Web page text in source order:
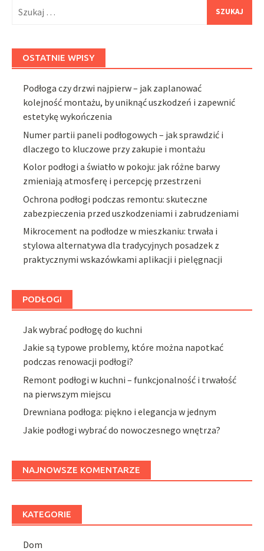
OSTATNIE WPISY
Podłoga czy drzwi najpierw – jak zaplanować
kolejność montażu, by uniknąć uszkodzeń i zapewnić
estetykę wykończenia
Numer partii paneli podłogowych – jak sprawdzić i
dlaczego to kluczowe przy zakupie i montażu
Kolor podłogi a światło w pokoju: jak różne barwy
zmieniają atmosferę i percepcję przestrzeni
Ochrona podłogi podczas remontu: skuteczne
zabezpieczenia przed uszkodzeniami i zabrudzeniami
Mikrocement na podłodze w mieszkaniu: trwała i
stylowa alternatywa dla tradycyjnych posadzek z
praktycznymi wskazówkami aplikacji i pielęgnacji
PODŁOGI
Jak wybrać podłogę do kuchni
Jakie są typowe problemy, które można napotkać
podczas renowacji podłogi?
Remont podłogi w kuchni – funkcjonalność i trwałość
na pierwszym miejscu
Drewniana podłoga: piękno i elegancja w jednym
Jakie podłogi wybrać do nowoczesnego wnętrza?
NAJNOWSZE KOMENTARZE
KATEGORIE
Dom